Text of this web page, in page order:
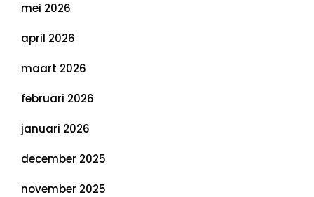
mei 2026
april 2026
maart 2026
februari 2026
januari 2026
december 2025
november 2025